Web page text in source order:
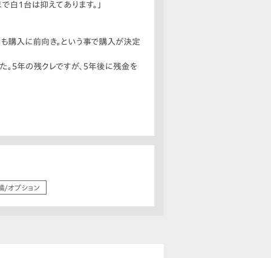
白1台は抑えてあります。」
購入に前向き。という事で購入が決定
。5年の残クレですが、5年後に残金を
/オプション